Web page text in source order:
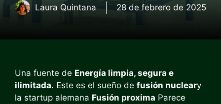
Laura Quintana 28 de febrero de 2025
Una fuente de Energía limpia, segura e
ilimitada. Este es el sueño de fusión nucleary
la startup alemana Fusión proxima Parece